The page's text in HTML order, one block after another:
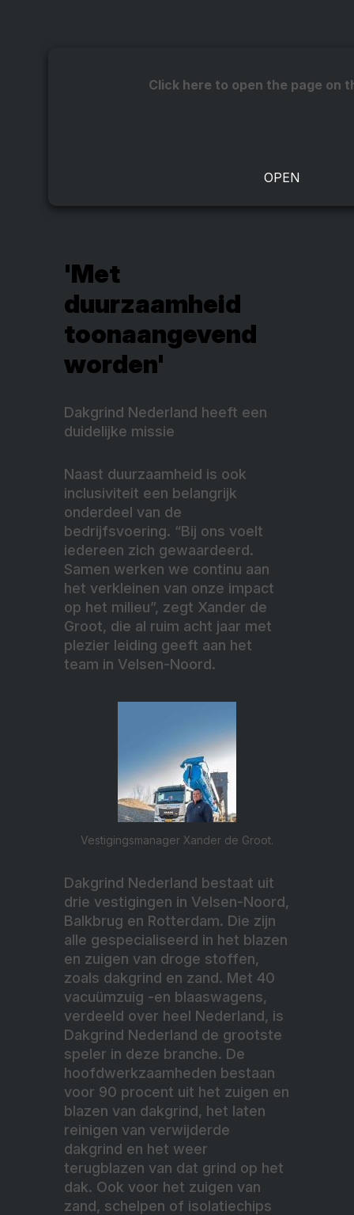
Click here to open the page on
'Met
duurzaamheid
toonaangevend
worden'
Dakgrind Nederland heeft een
duidelijke missie
Naast duurzaamheid is ook
inclusiviteit een belangrijk
onderdeel van de
bedrijfsvoering. “Bij ons voelt
iedereen zich gewaardeerd.
Samen werken we continu aan
het verkleinen van onze impact
op het milieu”, zegt Xander de
Groot, die al ruim acht jaar met
plezier leiding geeft aan het
team in Velsen-Noord.
Vestigingsmanager Xander de Groot.
Dakgrind Nederland bestaat uit
drie vestigingen in Velsen-Noord,
Balkbrug en Rotterdam. Die zijn
alle gespecialiseerd in het blazen
en zuigen van droge stoffen,
zoals dakgrind en zand. Met 40
vacuümzuig -en blaaswagens,
verdeeld over heel Nederland, is
Dakgrind Nederland de grootste
speler in deze branche. De
hoofdwerkzaamheden bestaan
voor 90 procent uit het zuigen en
blazen van dakgrind, het laten
reinigen van verwijderde
dakgrind en het weer
terugblazen van dat grind op het
dak. Ook voor het zuigen van
zand, schelpen of isolatiechips